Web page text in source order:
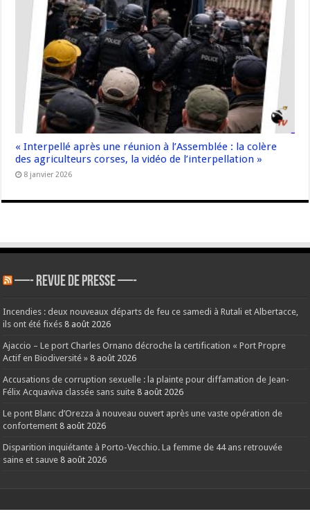
« Interpellé après une réunion à l’Assemblée : la colère
des agriculteurs corses, la vidéo de l’interpellation »
8 janvier 2026
—- REVUE DE PRESSE —-
Incendies : deux nouveaux départs de feu ce samedi à Rutali et Albertacce,
ils ont été fixés 8 août 2026
Ajaccio – Le port Charles Ornano décroche la certification « Port Propre
Actif en Biodiversité » 8 août 2026
Accusations de corruption sexuelle : la plainte pour diffamation de Jean-
Félix Acquaviva classée sans suite 8 août 2026
Le pont Blanc d’Orezza à nouveau ouvert après une vaste opération de
confortement 8 août 2026
Disparition inquiétante à Porto-Vecchio. La femme de 44 ans retrouvée
saine et sauve 8 août 2026